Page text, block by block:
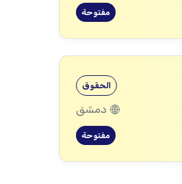
مفتوحة
الحقوق
دمشق
مفتوحة